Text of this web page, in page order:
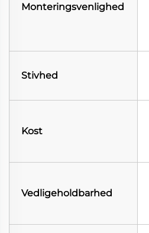
Monteringsvenlighed
Stivhed
Kost
Vedligeholdbarhed